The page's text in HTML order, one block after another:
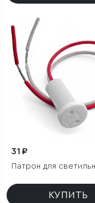
31 ₽
Патрон для
КУПИТЬ